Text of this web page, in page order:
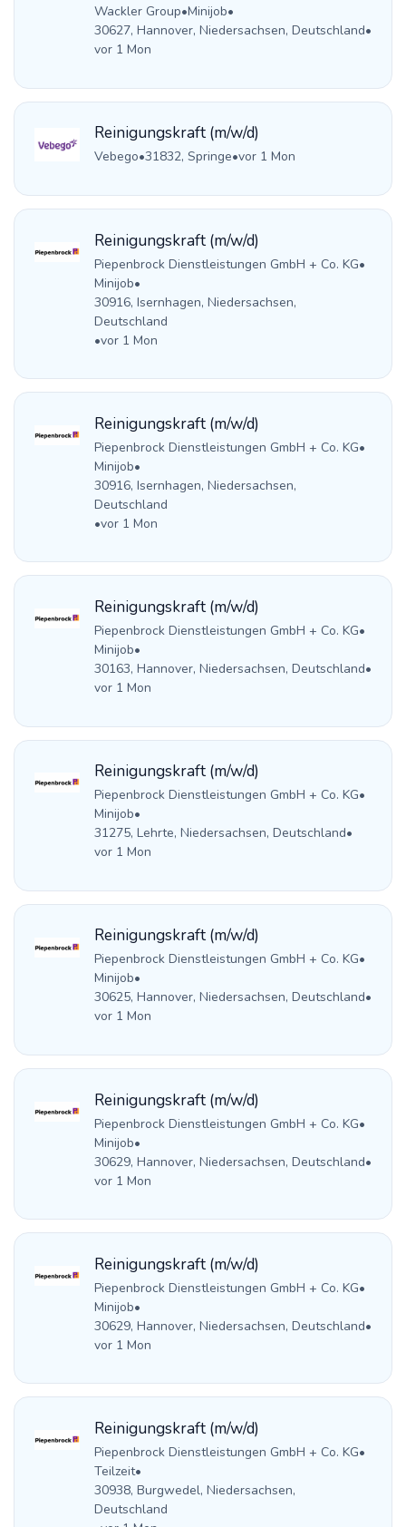
Wackler Group•Minijob•
30627, Hannover, Niedersachsen, Deutschland•
vor 1 Mon
Reinigungskraft (m/w/d)
Vebego•31832, Springe•vor 1 Mon
Reinigungskraft (m/w/d)
Piepenbrock Dienstleistungen GmbH + Co. KG•
Minijob•
30916, Isernhagen, Niedersachsen,
Deutschland
•vor 1 Mon
Reinigungskraft (m/w/d)
Piepenbrock Dienstleistungen GmbH + Co. KG•
Minijob•
30916, Isernhagen, Niedersachsen,
Deutschland
•vor 1 Mon
Reinigungskraft (m/w/d)
Piepenbrock Dienstleistungen GmbH + Co. KG•
Minijob•
30163, Hannover, Niedersachsen, Deutschland•
vor 1 Mon
Reinigungskraft (m/w/d)
Piepenbrock Dienstleistungen GmbH + Co. KG•
Minijob•
31275, Lehrte, Niedersachsen, Deutschland•
vor 1 Mon
Reinigungskraft (m/w/d)
Piepenbrock Dienstleistungen GmbH + Co. KG•
Minijob•
30625, Hannover, Niedersachsen, Deutschland•
vor 1 Mon
Reinigungskraft (m/w/d)
Piepenbrock Dienstleistungen GmbH + Co. KG•
Minijob•
30629, Hannover, Niedersachsen, Deutschland•
vor 1 Mon
Reinigungskraft (m/w/d)
Piepenbrock Dienstleistungen GmbH + Co. KG•
Minijob•
30629, Hannover, Niedersachsen, Deutschland•
vor 1 Mon
Reinigungskraft (m/w/d)
Piepenbrock Dienstleistungen GmbH + Co. KG•
Teilzeit•
30938, Burgwedel, Niedersachsen,
Deutschland